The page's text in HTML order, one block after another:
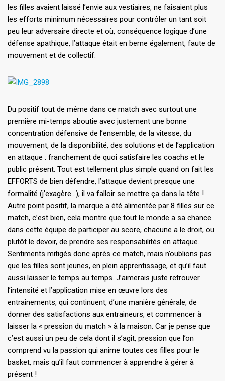
les filles avaient laissé l’envie aux vestiaires, ne faisaient plus
les efforts minimum nécessaires pour contrôler un tant soit
peu leur adversaire directe et où, conséquence logique d’une
défense apathique, l’attaque était en berne également, faute de
mouvement et de collectif.
Du positif tout de même dans ce match avec surtout une
première mi-temps aboutie avec justement une bonne
concentration défensive de l’ensemble, de la vitesse, du
mouvement, de la disponibilité, des solutions et de l’application
en attaque : franchement de quoi satisfaire les coachs et le
public présent. Tout est tellement plus simple quand on fait les
EFFORTS de bien défendre, l’attaque devient presque une
formalité (j’exagère…), il va falloir se mettre ça dans la tête !
Autre point positif, la marque a été alimentée par 8 filles sur ce
match, c’est bien, cela montre que tout le monde a sa chance
dans cette équipe de participer au score, chacune a le droit, ou
plutôt le devoir, de prendre ses responsabilités en attaque.
Sentiments mitigés donc après ce match, mais n’oublions pas
que les filles sont jeunes, en plein apprentissage, et qu’il faut
aussi laisser le temps au temps. J’aimerais juste retrouver
l’intensité et l’application mise en œuvre lors des
entrainements, qui continuent, d’une manière générale, de
donner des satisfactions aux entraineurs, et commencer à
laisser la « pression du match » à la maison. Car je pense que
c’est aussi un peu de cela dont il s’agit, pression que l’on
comprend vu la passion qui anime toutes ces filles pour le
basket, mais qu’il faut commencer à apprendre à gérer à
présent !